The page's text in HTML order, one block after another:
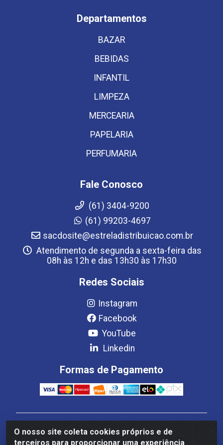
O nosso site coleta cookies próprios e de
terceiros para proporcionar uma experiência
Departamentos
BAZAR
BEBIDAS
INFANTIL
LIMPEZA
MERCEARIA
PAPELARIA
PERFUMARIA
Fale Conosco
(61) 3404-9200
(61) 99203-4697
sacdosite@estreladistribuicao.com.br
Atendimento de segunda a sexta-feira das
08h às 12h e das 13h30 às 17h30
Redes Sociais
Instagram
Facebook
YouTube
Linkedin
Formas de Pagamento
Estrela Distribuição LTDA - CNPJ 08.691.096/0001-93 -
Setor Setor de Industria Qi 22 Lt 7, 9, 11, 13, 14 Ao 32,